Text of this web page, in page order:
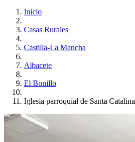
Inicio
Casas Rurales
Castilla-La Mancha
Albacete
El Bonillo
Iglesia parroquial de Santa Catalina